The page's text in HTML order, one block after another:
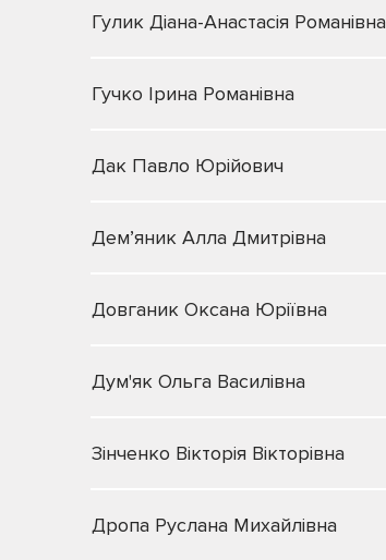
Гулик Діана-Анастасія Романівна
Гучко Ірина Романівна
Дак Павло Юрійович
Дем’яник Алла Дмитрівна
Довганик Оксана Юріївна
Дум'як Ольга Василівна
Зінченко Вікторія Вікторівна
Дропа Руслана Михайлівна